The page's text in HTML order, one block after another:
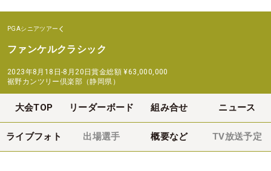
PGAシニアツアー
ファンケルクラシック
2023年8月18日-8月20日賞金総額 ¥63,000,000
裾野カンツリー倶楽部（静岡県）
大会TOP リーダーボード 組み合せ ニュース
ライブフォト 出場選手 概要など TV放送予定